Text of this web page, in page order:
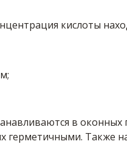
кислоты
в оконных
герметичными. Также